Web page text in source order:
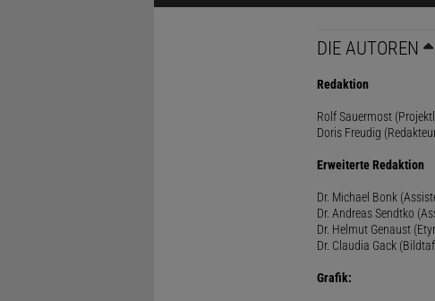
DIE AUTOREN
Redaktion
Rolf Sauermost
Doris Freudig
Erweiterte Redaktion
Dr. Michael Bonk
Dr. Andreas Sendtko
Dr. Helmut Genaust
Dr. Claudia Gack
Grafik: